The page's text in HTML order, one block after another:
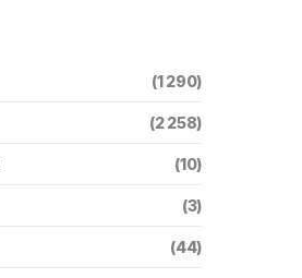
(1 290)
(2 258)
(10)
(3)
(44)